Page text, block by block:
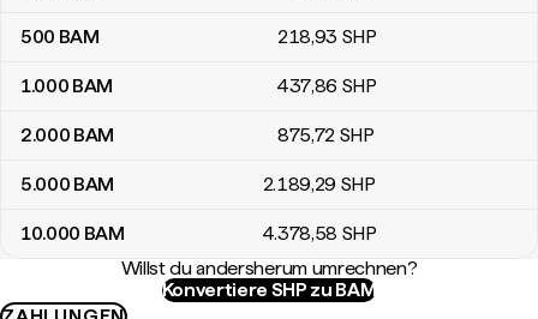
500 BAM 218,93 SHP
1.000 BAM 437,86 SHP
2.000 BAM 875,72 SHP
5.000 BAM 2.189,29 SHP
10.000 BAM 4.378,58 SHP
Willst du andersherum umrechnen?
Konvertiere SHP zu BAM